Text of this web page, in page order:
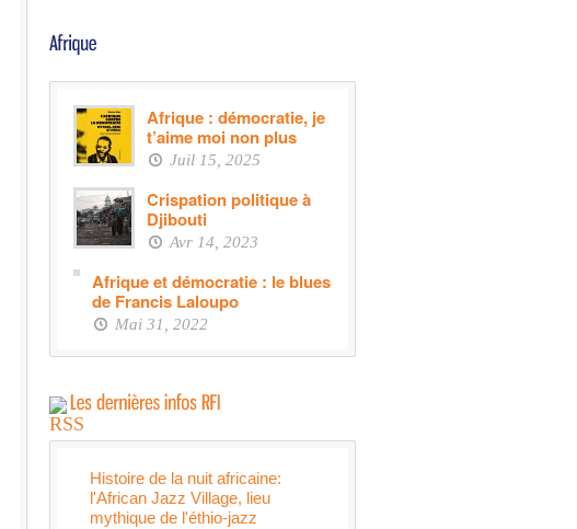
Afrique : démocratie, je
t’aime moi non plus
Juil 15, 2025
Crispation politique à
Djibouti
Avr 14, 2023
Afrique et démocratie : le blues
de Francis Laloupo
Mai 31, 2022
Histoire de la nuit africaine:
l'African Jazz Village, lieu
mythique de l'éthio-jazz